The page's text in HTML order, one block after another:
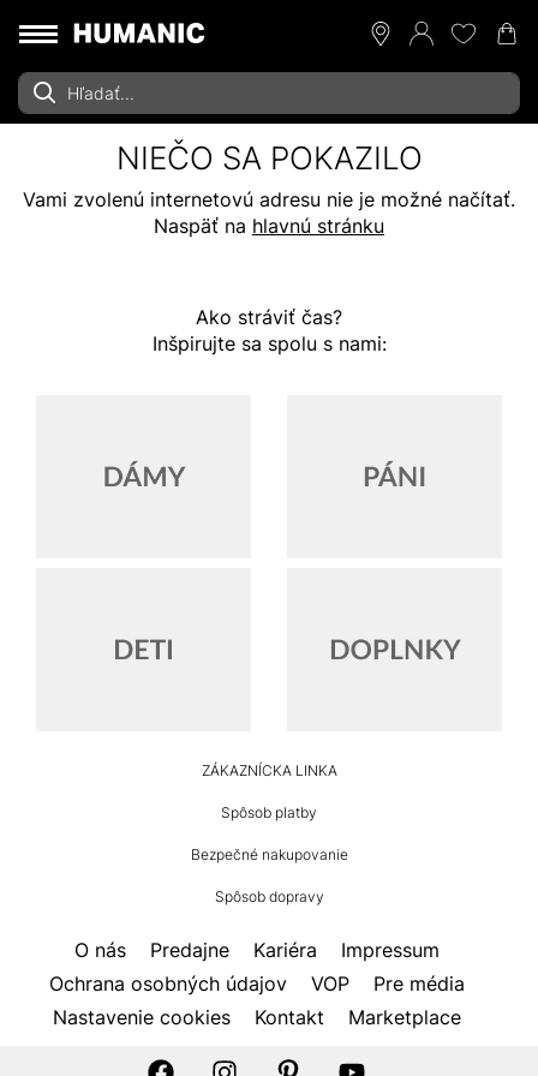
NIEČO SA POKAZILO
Vami zvolenú internetovú adresu nie je možné načítať.
Naspäť na hlavnú stránku
Ako stráviť čas?
Inšpirujte sa spolu s nami:
ZÁKAZNÍCKA LINKA
Spôsob platby
Bezpečné nakupovanie
Spôsob dopravy
O nás Predajne Kariéra
Impressum
Ochrana osobných údajov
VOP
Pre média
Nastavenie cookies
Kontakt Marketplace